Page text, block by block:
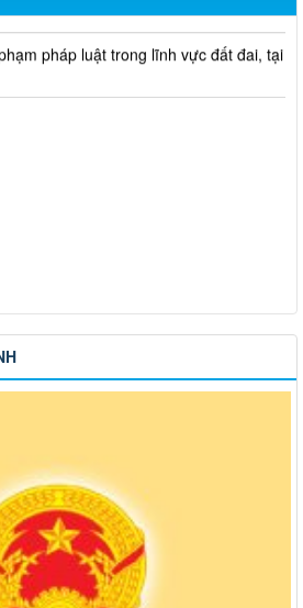
pháp luật trong lĩnh vực đất đai, tại